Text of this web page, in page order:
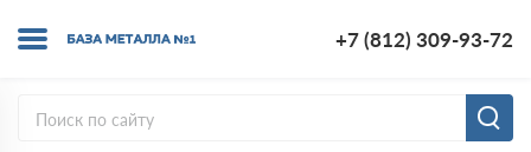
+7 (812) 309-93-72